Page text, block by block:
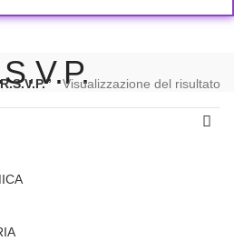
Visualizzazione del risultato